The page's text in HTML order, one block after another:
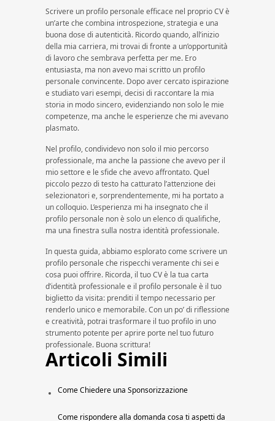
Scrivere un profilo personale efficace nel proprio CV è
un’arte che combina introspezione, strategia e una
buona dose di autenticità. Ricordo quando, all’inizio
della mia carriera, mi trovai di fronte a un’opportunità
di lavoro che sembrava perfetta per me. Ero
entusiasta, ma non avevo mai scritto un profilo
personale convincente. Dopo aver cercato ispirazione
e studiato vari esempi, decisi di raccontare la mia
storia in modo sincero, evidenziando non solo le mie
competenze, ma anche le esperienze che mi avevano
plasmato.
Nel profilo, condividevo non solo il mio percorso
professionale, ma anche la passione che avevo per il
mio settore e le sfide che avevo affrontato. Quel
piccolo pezzo di testo ha catturato l’attenzione dei
selezionatori e, sorprendentemente, mi ha portato a
un colloquio. L’esperienza mi ha insegnato che il
profilo personale non è solo un elenco di qualifiche,
ma una finestra sulla nostra identità professionale.
In questa guida, abbiamo esplorato come scrivere un
profilo personale che rispecchi veramente chi sei e
cosa puoi offrire. Ricorda, il tuo CV è la tua carta
d’identità professionale e il profilo personale è il tuo
biglietto da visita: prenditi il tempo necessario per
renderlo unico e memorabile. Con un po’ di riflessione
e creatività, potrai trasformare il tuo profilo in uno
strumento potente per aprire porte nel tuo futuro
professionale. Buona scrittura!
Articoli Simili
Come Chiedere una Sponsorizzazione​
Come rispondere alla domanda cosa ti aspetti da